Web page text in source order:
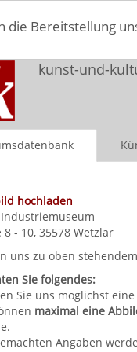
die Bereitstellung
kunst-und-
hochladen
- 10, 35578 Wetzlar
uns zu oben
Sie folgendes:
Sie uns möglichst
maximal eine
Angaben